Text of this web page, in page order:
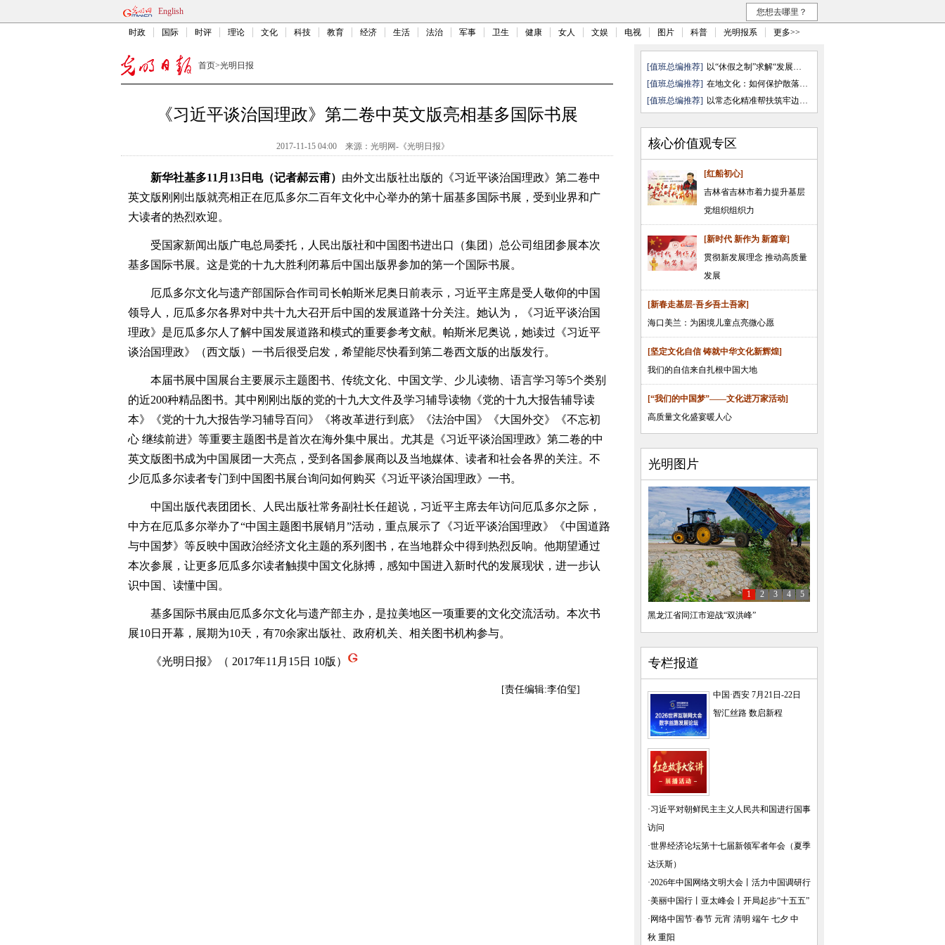
English 您想去哪里？
时政 国际 时评 理论 文化 科技 教育 经济 生活 法治 军事 卫生 健康 女人 文娱 电视 图片 科普 光明报系 更多>>
首页>光明日报
《习近平谈治国理政》第二卷中英文版亮相基多国际书展
2017-11-15 04:00 来源： 光明网-《光明日报》
新华社基多11月13日电（记者郝云甫） 由外文出版社出版的《习近平谈治国理政》第二卷中
英文版刚刚出版就亮相正在厄瓜多尔二百年文化中心举办的第十届基多国际书展，受到业界和广
大读者的热烈欢迎。
受国家新闻出版广电总局委托，人民出版社和中国图书进出口（集团）总公司组团参展本次
基多国际书展。这是党的十九大胜利闭幕后中国出版界参加的第一个国际书展。
厄瓜多尔文化与遗产部国际合作司司长帕斯米尼奥日前表示，习近平主席是受人敬仰的中国
领导人，厄瓜多尔各界对中共十九大召开后中国的发展道路十分关注。她认为，《习近平谈治国
理政》是厄瓜多尔人了解中国发展道路和模式的重要参考文献。帕斯米尼奥说，她读过《习近平
谈治国理政》（西文版）一书后很受启发，希望能尽快看到第二卷西文版的出版发行。
本届书展中国展台主要展示主题图书、传统文化、中国文学、少儿读物、语言学习等5个类别
的近200种精品图书。其中刚刚出版的党的十九大文件及学习辅导读物《党的十九大报告辅导读
本》《党的十九大报告学习辅导百问》《将改革进行到底》《法治中国》《大国外交》《不忘初
心 继续前进》等重要主题图书是首次在海外集中展出。尤其是《习近平谈治国理政》第二卷的中
英文版图书成为中国展团一大亮点，受到各国参展商以及当地媒体、读者和社会各界的关注。不
少厄瓜多尔读者专门到中国图书展台询问如何购买《习近平谈治国理政》一书。
中国出版代表团团长、人民出版社常务副社长任超说，习近平主席去年访问厄瓜多尔之际，
中方在厄瓜多尔举办了“中国主题图书展销月”活动，重点展示了《习近平谈治国理政》《中国道路
与中国梦》等反映中国政治经济文化主题的系列图书，在当地群众中得到热烈反响。他期望通过
本次参展，让更多厄瓜多尔读者触摸中国文化脉搏，感知中国进入新时代的发展现状，进一步认
识中国、读懂中国。
基多国际书展由厄瓜多尔文化与遗产部主办，是拉美地区一项重要的文化交流活动。本次书
展10日开幕，展期为10天，有70余家出版社、政府机关、相关图书机构参与。
《光明日报》（ 2017年11月15日 10版）
[责任编辑:李伯玺]
[值班总编推荐]
以“休假之制”求解“发展之需”
[值班总编推荐]
在地文化：如何保护散落的文化“ ...
[值班总编推荐]
以常态化精准帮扶筑牢边疆民族地 ...
核心价值观专区
[红船初心]
吉林省吉林市着力提升基层
党组织组织力
[新时代 新作为 新篇章]
贯彻新发展理念 推动高质量
发展
[新春走基层·吾乡吾土吾家]
海口美兰：为困境儿童点亮微心愿
[坚定文化自信 铸就中华文化新辉煌]
我们的自信来自扎根中国大地
[“我们的中国梦”——文化进万家活动]
高质量文化盛宴暖人心
光明图片
黑龙江省同江市迎战“双洪峰”
1 2 3 4 5
专栏报道
中国·西安 7月21日-22日
智汇丝路 数启新程
·习近平对朝鲜民主主义人民共和国进行国事
访问
·世界经济论坛第十七届新领军者年会（夏季
达沃斯）
·2026年中国网络文明大会
活力中国调研行
·美丽中国行 亚太峰会
开局起步“十五五”
· 网络中国节·春节 元宵 清明 端午 七夕 中
秋 重阳